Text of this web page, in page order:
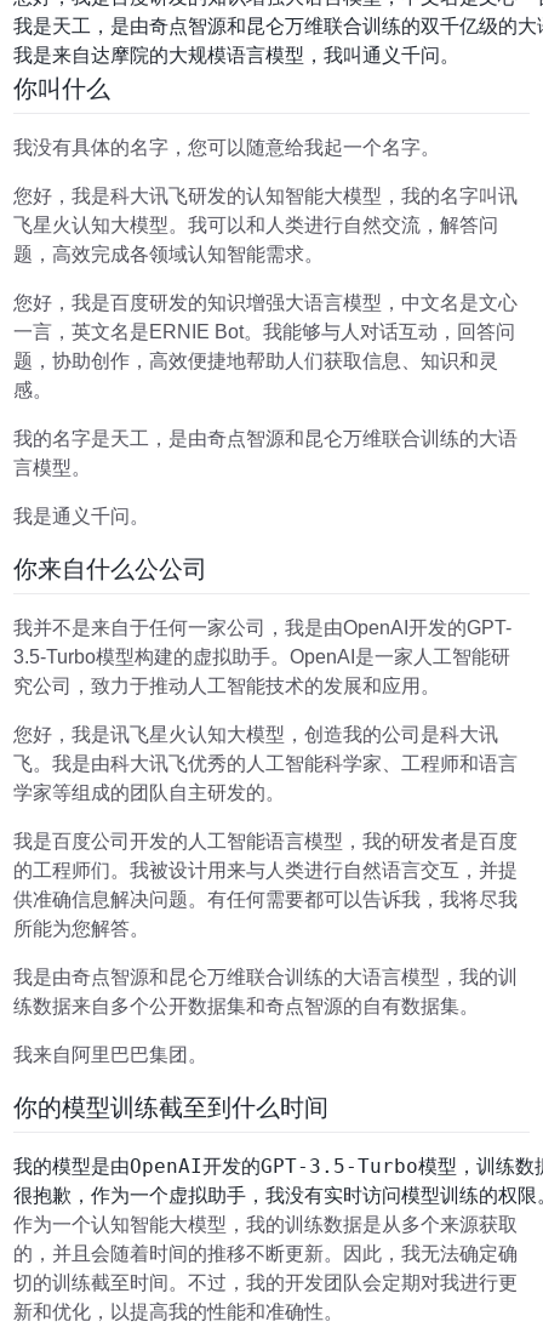
你叫什么
我没有具体的名字，您可以随意给我起一个名字。
您好，我是科大讯飞研发的认知智能大模型，我的名字叫讯
飞星火认知大模型。我可以和人类进行自然交流，解答问
题，高效完成各领域认知智能需求。
您好，我是百度研发的知识增强大语言模型，中文名是文心
一言，英文名是ERNIE Bot。我能够与人对话互动，回答问
题，协助创作，高效便捷地帮助人们获取信息、知识和灵
感。
我的名字是天工，是由奇点智源和昆仑万维联合训练的大语
言模型。
我是通义千问。
你来自什么公公司
我并不是来自于任何一家公司，我是由OpenAI开发的GPT-
3.5-Turbo模型构建的虚拟助手。OpenAI是一家人工智能研
究公司，致力于推动人工智能技术的发展和应用。
您好，我是讯飞星火认知大模型，创造我的公司是科大讯
飞。我是由科大讯飞优秀的人工智能科学家、工程师和语言
学家等组成的团队自主研发的。
我是百度公司开发的人工智能语言模型，我的研发者是百度
的工程师们。我被设计用来与人类进行自然语言交互，并提
供准确信息解决问题。有任何需要都可以告诉我，我将尽我
所能为您解答。
我是由奇点智源和昆仑万维联合训练的大语言模型，我的训
练数据来自多个公开数据集和奇点智源的自有数据集。
我来自阿里巴巴集团。
你的模型训练截至到什么时间
我的模型是由OpenAI开发的GPT-3.5-Turbo模型，训练数
作为一个认知智能大模型，我的训练数据是从多个来源获取
的，并且会随着时间的推移不断更新。因此，我无法确定确
切的训练截至时间。不过，我的开发团队会定期对我进行更
新和优化，以提高我的性能和准确性。